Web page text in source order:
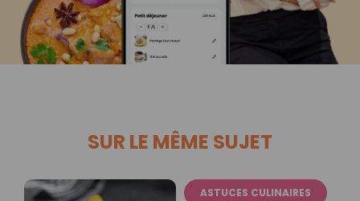
SUR LE MÊME SUJET
ASTUCES CULINAIRES